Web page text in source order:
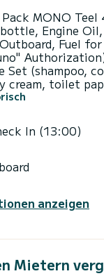
MONO Teel
Engine
Fuel
Set (shampoo,
cream, toilet
In (13:00)
anzeigen
Mietern